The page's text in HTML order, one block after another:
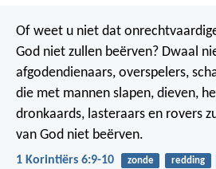
Of weet u niet dat
God niet zullen beërven? Dwaal
afgodendienaars, overspelers,
die met mannen slapen, dieven,
dronkaards, lasteraars en rovers
van God niet beërven.
1 Korintiërs 6:9-10 zonde redding